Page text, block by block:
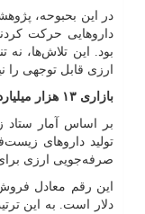
در این بحبوحه،
دارو‌هایی حرکت
بود. این تلاش‌ها، نه
ارزی قابل توجهی را
بازاری ۱۳ هزار میلیارد ریالی با بومی‌سازی دارو‌های نوین
بر اساس آمار ستاد
صرفه‌جویی ارزی
دلار است. به این